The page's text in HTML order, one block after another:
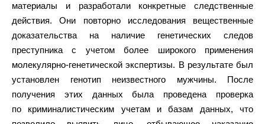
материалы и разработали конкретные следственные
действия. Они повторно исследования вещественные
доказательства на наличие генетических следов
преступника с учетом более широкого применения
молекулярно-генетической экспертизы. В результате был
установлен генотип неизвестного мужчины. После
получения этих данных была проведена проверка
по криминалистическим учетам и базам данных, что